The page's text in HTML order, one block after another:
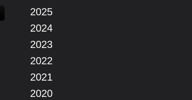
2025
2024
2023
2022
2021
2020